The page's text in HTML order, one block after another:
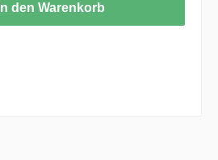
In den Warenkorb